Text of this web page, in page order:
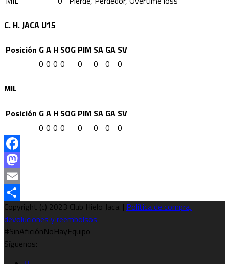
C. H. JACA U15
Posición GA H SOG PIM SA GA SV
0 0 0 0 0 0 0 0
MIL
Posición GA H SOG PIM SA GA SV
0 0 0 0 0 0 0 0
Facebook
Mastodon
Email
Compartir
Copyright (c) 2023 Club Hielo Jaca. | Política de compra,
devoluciones y reembolsos
#SinAficiónNoHayEquipo
Síguenos: